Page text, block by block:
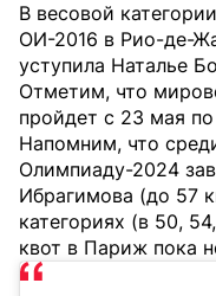
В весовой
ОИ-2016 в Рио-де-
уступила Наталье
Отметим, что
пройдет с 23 мая
Напомним, что
Олимпиаду-2024
Ибрагимова (до 57
категориях (в 50,
квот в Париж пока